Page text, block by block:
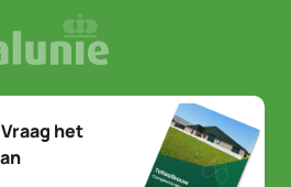
het